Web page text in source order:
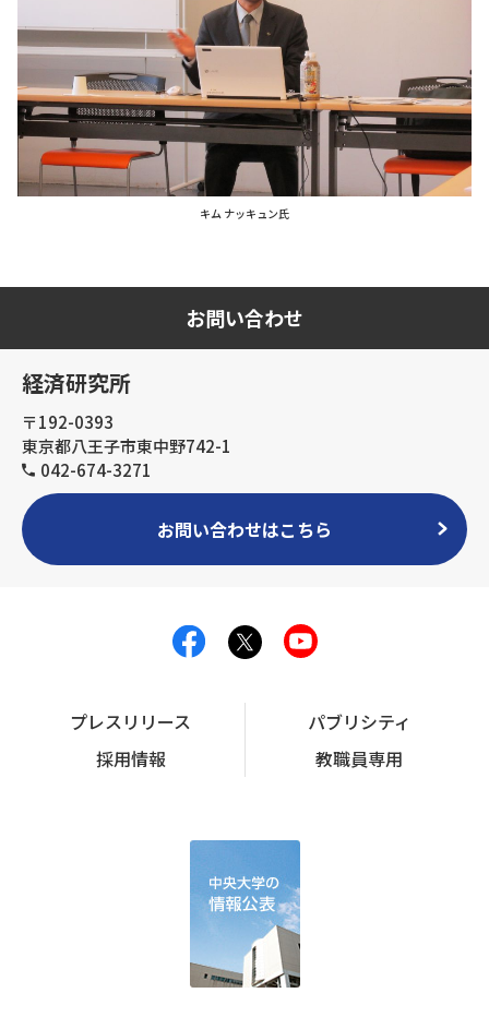
キム ナッキュン氏
お問い合わせ
経済研究所
〒192-0393
東京都八王子市東中野742-1
042-674-3271
お問い合わせはこちら
プレスリリース
パブリシティ
採用情報
教職員専用